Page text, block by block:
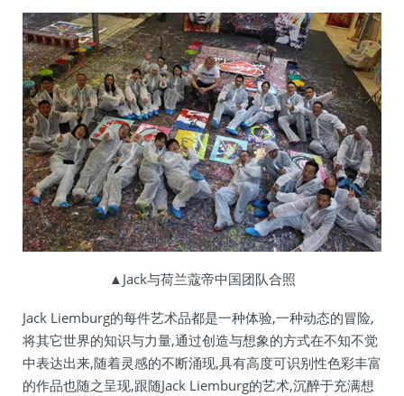
▲Jack与荷兰蔻帝中国团队合照
Jack Liemburg的每件艺术品都是一种体验,一种动态的冒险,
将其它世界的知识与力量,通过创造与想象的方式在不知不觉
中表达出来,随着灵感的不断涌现,具有高度可识别性色彩丰富
的作品也随之呈现,跟随Jack Liemburg的艺术,沉醉于充满想